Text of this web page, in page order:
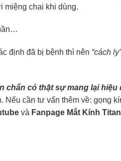
miệng chai khi dùng.
định đã bị bệnh thì nên “cách ly”
chẩn có thật sự mang lại hiệu
cần tư vấn thêm về: gọng
và Fanpage Mắt Kính